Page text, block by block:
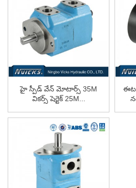
హై స్పీడ్ వేన్ మోటార్స్ 35M
వికర్స్ షెర్టెక్ 25M...